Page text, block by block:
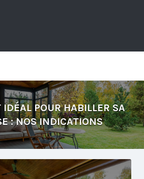
QUALITÉ NATIONALE
POUR HABILLER SA
: NOS INDICATIONS